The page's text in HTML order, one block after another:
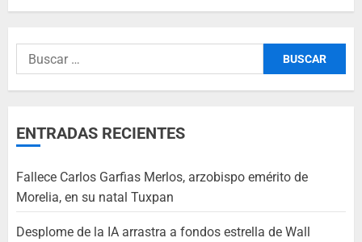
ENTRADAS RECIENTES
Fallece Carlos Garfias Merlos, arzobispo emérito de
Morelia, en su natal Tuxpan
Desplome de la IA arrastra a fondos estrella de Wall